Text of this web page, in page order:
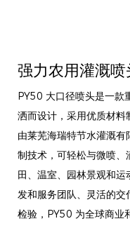
强力农用灌溉喷
PY50 大口径喷头是一款
洒而设计，采用优质材
由莱芜海瑞特节水灌溉
制技术，可轻松与微喷
田、温室、园林景观和
发和服务团队、灵活的
检验，PY50 为全球商业